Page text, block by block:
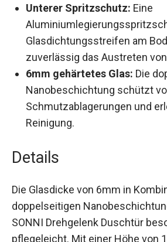
Unterer Spritzschutz: Eine
Glasdichtungsstreifen am
zuverlässig das Austreten
6mm gehärtetes Glas: Die
Nanobeschichtung schützt
Schmutzablagerungen und
Reinigung.
Details
Die Glasdicke von 6mm in
doppelseitigen
SONNI Drehgelenk Duschtür
pflegeleicht. Mit einer Höhe von